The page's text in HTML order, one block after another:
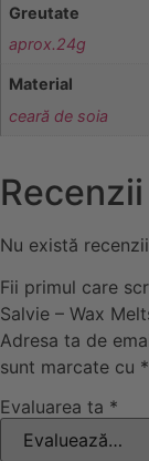
Greutate
aprox.24g
Material
ceară de soia
Recenzii
Nu există
Fii primul care
Salvie – Wax
Adresa ta de
sunt marcate cu *
Evaluarea ta *